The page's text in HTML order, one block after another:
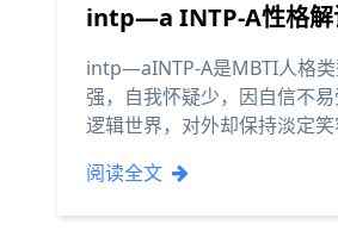
intp—a INTP-A性格解
intp—aINTP-A是MBTI人格类
强，自我怀疑少，因自信不
逻辑世界，对外却保持淡定笑
阅读全文